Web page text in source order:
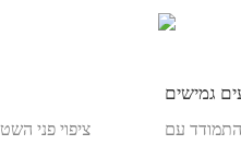
ציפוי פני
גמישים
עם